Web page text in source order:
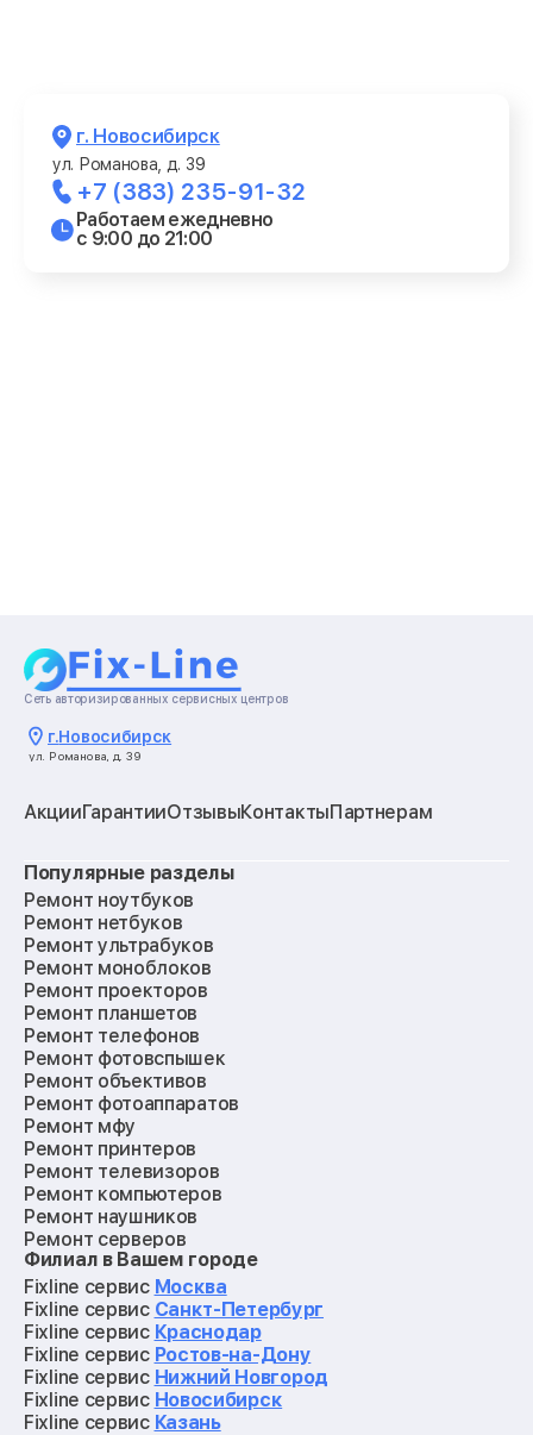
г. Новосибирск
ул. Романова, д. 39
+7 (383) 235-91-32
Работаем ежедневно
с 9:00 до 21:00
Сеть авторизированных сервисных центров
г.Новосибирск
ул. Романова, д. 39
АкцииГарантииОтзывыКонтактыПартнерам
Популярные разделы
Ремонт ноутбуков
Ремонт нетбуков
Ремонт ультрабуков
Ремонт моноблоков
Ремонт проекторов
Ремонт планшетов
Ремонт телефонов
Ремонт фотовспышек
Ремонт объективов
Ремонт фотоаппаратов
Ремонт мфу
Ремонт принтеров
Ремонт телевизоров
Ремонт компьютеров
Ремонт наушников
Ремонт серверов
Ремонт мониторов
Ремонт квадрокоптеров
Ремонт электросамокатов
Ремонт материнских плат
Ремонт видеокарт
Ремонт кофемашин
Ремонт vr систем
Ремонт игровых приставок
Филиал в Вашем городе
Fixline сервис Москва
Fixline сервис Санкт-Петербург
Fixline сервис Краснодар
Fixline сервис Ростов-на-Дону
Fixline сервис Нижний Новгород
Fixline сервис Новосибирск
Fixline сервис Казань